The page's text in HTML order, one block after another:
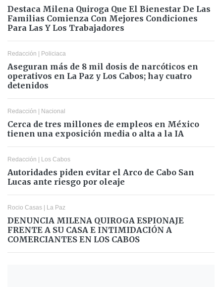
Destaca Milena Quiroga Que El Bienestar De Las
Familias Comienza Con Mejores Condiciones
Para Las Y Los Trabajadores
Redacción | Policiaca
Aseguran más de 8 mil dosis de narcóticos en
operativos en La Paz y Los Cabos; hay cuatro
detenidos
Redacción | Nacional
Cerca de tres millones de empleos en México
tienen una exposición media o alta a la IA
Redacción | Los Cabos
Autoridades piden evitar el Arco de Cabo San
Lucas ante riesgo por oleaje
Rocio Casas | La Paz
DENUNCIA MILENA QUIROGA ESPIONAJE
FRENTE A SU CASA E INTIMIDACIÓN A
COMERCIANTES EN LOS CABOS